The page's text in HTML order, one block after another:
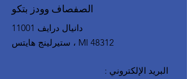
الصفصاف وودز بتكو
11001 دانيال درايف
ستيرلينج هايتس ، MI 48312
البريد الإلكتروني :